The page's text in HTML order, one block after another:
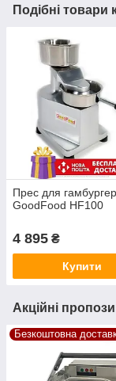
Подібні товари
Прес для
GoodFood HF100
4 895 ₴
Купити
Акційні
Безкоштовна